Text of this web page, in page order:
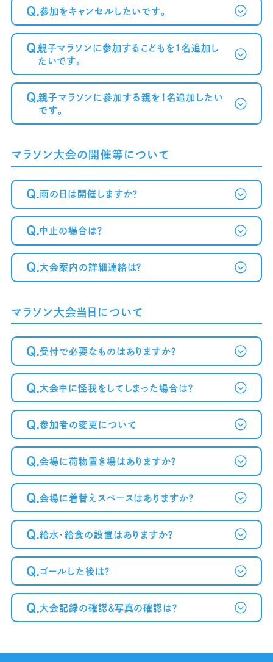
が届かない方へ～
Q.参加をキャンセルしたいです。
Q.親子マラソンに参加するこどもを1名追加し
たいです。
Q.親子マラソンに参加する親を1名追加したい
です。
マラソン大会の開催等について
Q.雨の日は開催しますか？
Q.中止の場合は？
Q.大会案内の詳細連絡は？
マラソン大会当日について
Q.受付で必要なものはありますか？
Q.大会中に怪我をしてしまった場合は？
Q.参加者の変更について
Q.会場に荷物置き場はありますか？
Q.会場に着替えスペースはありますか？
Q.給水・給食の設置はありますか？
Q.ゴールした後は？
Q.大会記録の確認＆写真の確認は？